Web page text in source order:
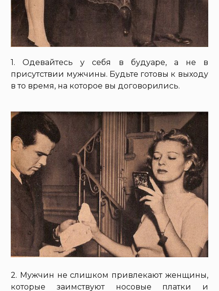
1. Одевайтесь у себя в будуаре, а не в
присутствии мужчины. Будьте готовы к выходу
в то время, на которое вы договорились.
2. Мужчин не слишком привлекают женщины,
которые заимствуют носовые платки и